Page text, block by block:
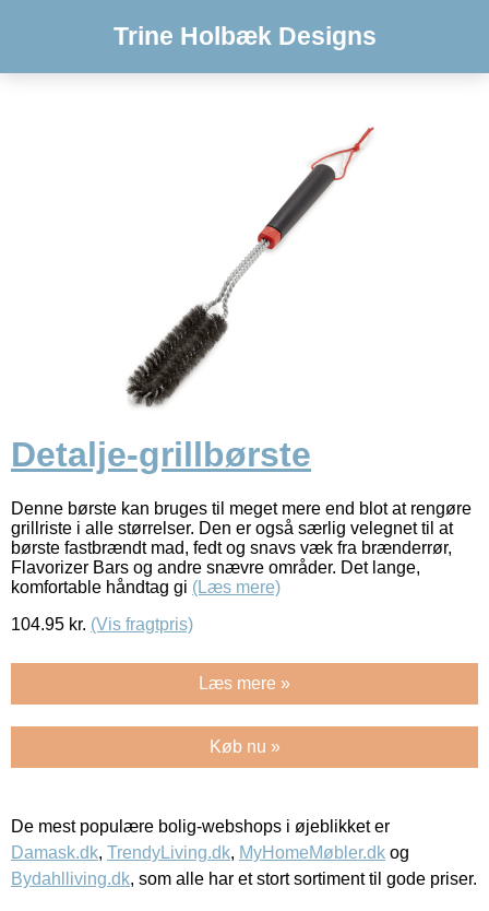
Trine Holbæk Designs
Detalje-grillbørste
Denne børste kan bruges til meget mere end blot at rengøre
grillriste i alle størrelser. Den er også særlig velegnet til at
børste fastbrændt mad, fedt og snavs væk fra brænderrør,
Flavorizer Bars og andre snævre områder. Det lange,
komfortable håndtag gi (Læs mere)
104.95 kr. (Vis fragtpris)
Læs mere »
Køb nu »
De mest populære bolig-webshops i øjeblikket er
Damask.dk, TrendyLiving.dk, MyHomeMøbler.dk og
Bydahlliving.dk, som alle har et stort sortiment til gode priser.